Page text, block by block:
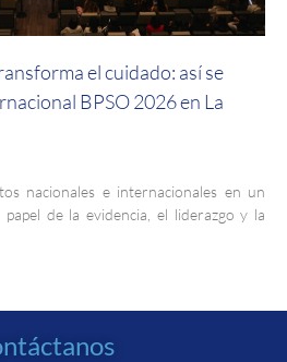
el cuidado: así se
BPSO 2026 en La
nacionales e internacionales en un
de la evidencia, el liderazgo y la